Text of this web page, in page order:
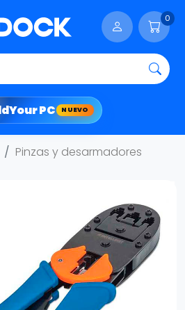
0
Your PC NUEVO
Pinzas y desarmadores